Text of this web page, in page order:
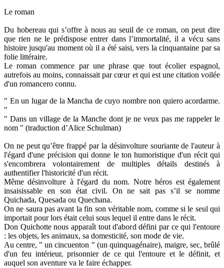
Le roman
Du hobereau qui s’offre à nous au seuil de ce roman, on peut dire
que rien ne le prédispose entrer dans l’immortalité, il a vécu sans
histoire jusqu'au moment où il a été saisi, vers la cinquantaine par sa
folie littéraire.
Le roman commence par une phrase que tout écolier espagnol,
autrefois au moins, connaissait par cœur et qui est une citation voilée
d'un romancero connu.
" En un lugar de la Mancha de cuyo nombre non quiero acordarme.
"
" Dans un village de la Manche dont je ne veux pas me rappeler le
nom " (traduction d’Alice Schulman)
On ne peut qu’être frappé par la désinvolture souriante de l'auteur à
l'égard d'une précision qui donne le ton humoristique d'un récit qui
s'encombrera volontairement de multiples détails destinés à
authentifier l'historicité d'un récit.
Même désinvolture à l'égard du nom. Notre héros est également
insaisissable en son état civil. On ne sait pas s’il se nomme
Quichada, Quesada ou Quechana.
On ne saura pas avant la fin son véritable nom, comme si le seul qui
importait pour lors était celui sous lequel il entre dans le récit.
Don Quichotte nous apparaît tout d'abord défini par ce qui l'entoure
: les objets, les animaux, sa domesticité, son mode de vie.
Au centre, " un cincuenton " (un quinquagénaire), maigre, sec, brûlé
d'un feu intérieur, prisonnier de ce qui l'entoure et le définit, et
auquel son aventure va le faire échapper.